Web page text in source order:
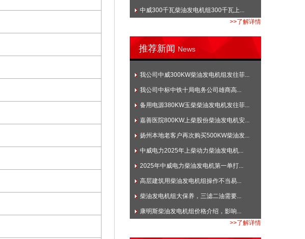
中威300千瓦柴油发电机组300千瓦上...
>>了解详情
推荐新闻 News
我公司中威300KW柴油发电机组发往菲...
我公司中标中铁十局电务公司雄商高...
备用电源380KW玉柴柴油发电机发往菲...
嘉善医院800KW上柴股份柴油发电机安...
扬州本地老客户再次购买500KW柴油发...
中威电力2025年上柴动力柴油发电机...
2025年中威电力柴油发电机第一单打...
高层建筑用柴油发电机组操作不当易...
柴油发电机组大保养，三滤二油需要...
康明斯柴油发电机组价格介绍，影响...
>>了解详情